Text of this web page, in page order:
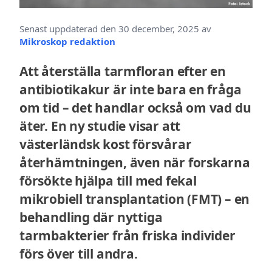
Senast uppdaterad den 30 december, 2025 av
Mikroskop redaktion
Att återställa tarmfloran efter en
antibiotikakur är inte bara en fråga
om tid – det handlar också om vad du
äter. En ny studie visar att
västerländsk kost försvårar
återhämtningen, även när forskarna
försökte hjälpa till med fekal
mikrobiell transplantation (FMT) – en
behandling där nyttiga
tarmbakterier från friska individer
förs över till andra.